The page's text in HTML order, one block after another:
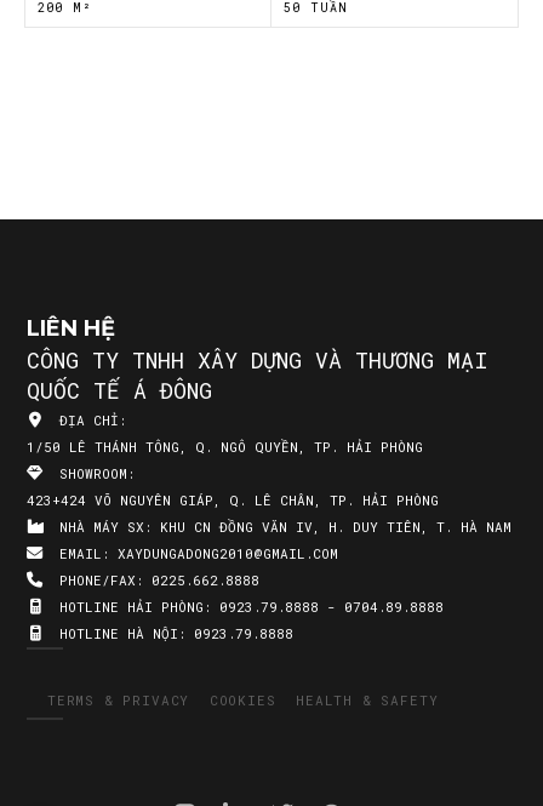
200 M² 50 TUẦN
LIÊN HỆ
CÔNG TY TNHH XÂY DỰNG VÀ THƯƠNG MẠI
QUỐC TẾ Á ĐÔNG
ĐỊA CHỈ:
1/50 LÊ THÁNH TÔNG, Q. NGÔ QUYỀN, TP. HẢI PHÒNG
SHOWROOM:
423+424 VÕ NGUYÊN GIÁP, Q. LÊ CHÂN, TP. HẢI PHÒNG
NHÀ MÁY SX: KHU CN ĐỒNG VĂN IV, H. DUY TIÊN, T. HÀ NAM
EMAIL: XAYDUNGADONG2010@GMAIL.COM
PHONE/FAX: 0225.662.8888
HOTLINE HẢI PHÒNG: 0923.79.8888 - 0704.89.8888
HOTLINE HÀ NỘI: 0923.79.8888
TERMS & PRIVACY COOKIES HEALTH & SAFETY